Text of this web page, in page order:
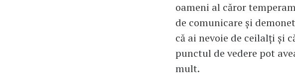
oameni al căror
de comunicare și
că ai nevoie de ceilalți și
punctul de vedere pot
mult.